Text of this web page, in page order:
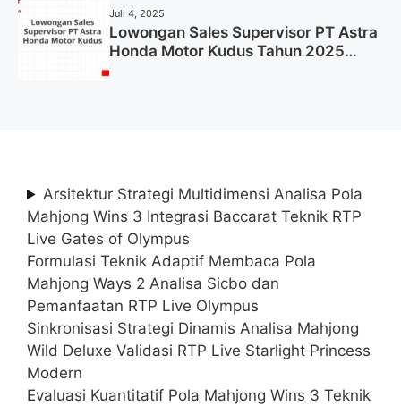
Juli 4, 2025
Lowongan Sales Supervisor PT Astra
Honda Motor Kudus Tahun 2025
Arsitektur Strategi Multidimensi Analisa Pola
Mahjong Wins 3 Integrasi Baccarat Teknik RTP
Live Gates of Olympus
Formulasi Teknik Adaptif Membaca Pola
Mahjong Ways 2 Analisa Sicbo dan
Pemanfaatan RTP Live Olympus
Sinkronisasi Strategi Dinamis Analisa Mahjong
Wild Deluxe Validasi RTP Live Starlight Princess
Modern
Evaluasi Kuantitatif Pola Mahjong Wins 3 Teknik